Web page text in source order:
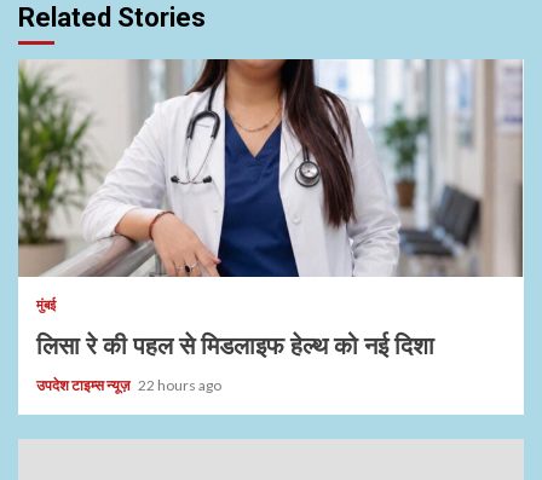
Related Stories
1 min read
मुंबई
लिसा रे की पहल से मिडलाइफ हेल्थ को नई दिशा
उपदेश टाइम्स न्यूज़ 22 hours ago